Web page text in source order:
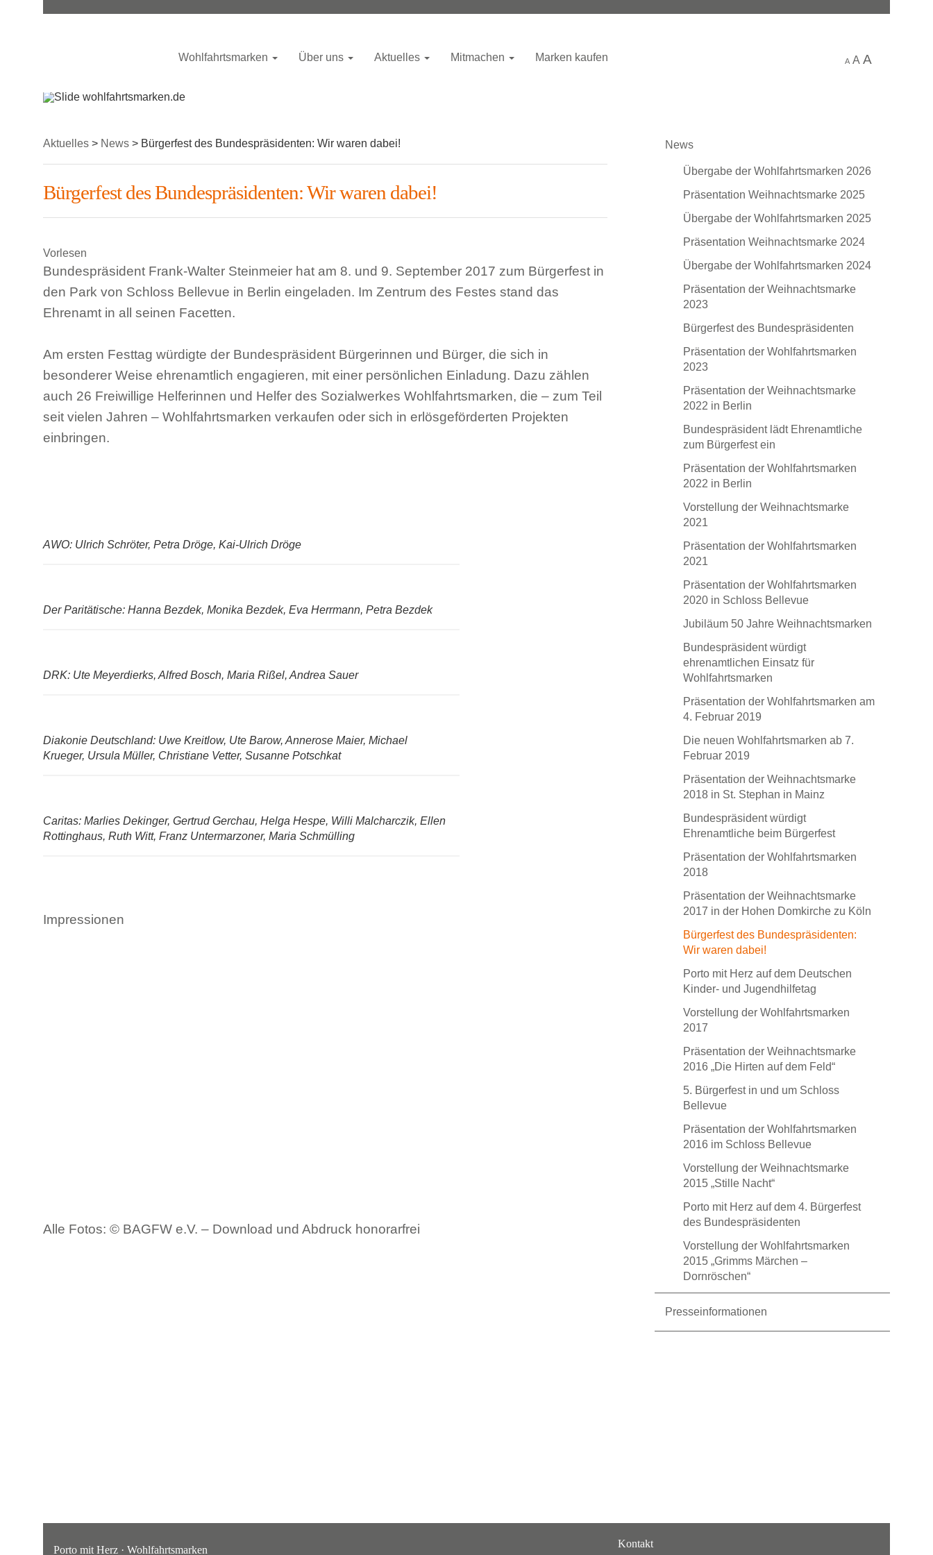
Wohlfahrtsmarken Über uns Aktuelles Mitmachen Marken kaufen A A A
Aktuelles > News > Bürgerfest des Bundespräsidenten: Wir waren dabei!
Bürgerfest des Bundespräsidenten: Wir waren dabei!
Vorlesen
Bundespräsident Frank-Walter Steinmeier hat am 8. und 9. September 2017 zum Bürgerfest in
den Park von Schloss Bellevue in Berlin eingeladen. Im Zentrum des Festes stand das
Ehrenamt in all seinen Facetten.
Am ersten Festtag würdigte der Bundespräsident Bürgerinnen und Bürger, die sich in
besonderer Weise ehrenamtlich engagieren, mit einer persönlichen Einladung. Dazu zählen
auch 26 Freiwillige Helferinnen und Helfer des Sozialwerkes Wohlfahrtsmarken, die – zum Teil
seit vielen Jahren – Wohlfahrtsmarken verkaufen oder sich in erlösgeförderten Projekten
einbringen.
AWO: Ulrich Schröter, Petra Dröge, Kai-Ulrich Dröge
Der Paritätische: Hanna Bezdek, Monika Bezdek, Eva Herrmann, Petra Bezdek
DRK: Ute Meyerdierks, Alfred Bosch, Maria Rißel, Andrea Sauer
Diakonie Deutschland: Uwe Kreitlow, Ute Barow, Annerose Maier, Michael
Krueger, Ursula Müller, Christiane Vetter, Susanne Potschkat
Caritas: Marlies Dekinger, Gertrud Gerchau, Helga Hespe, Willi Malcharczik, Ellen
Rottinghaus, Ruth Witt, Franz Untermarzoner, Maria Schmülling
Impressionen
Alle Fotos: © BAGFW e.V. – Download und Abdruck honorarfrei
News
Übergabe der Wohlfahrtsmarken 2026
Präsentation Weihnachtsmarke 2025
Übergabe der Wohlfahrtsmarken 2025
Präsentation Weihnachtsmarke 2024
Übergabe der Wohlfahrtsmarken 2024
Präsentation der Weihnachtsmarke
2023
Bürgerfest des Bundespräsidenten
Präsentation der Wohlfahrtsmarken
2023
Präsentation der Weihnachtsmarke
2022 in Berlin
Bundespräsident lädt Ehrenamtliche
zum Bürgerfest ein
Präsentation der Wohlfahrtsmarken
2022 in Berlin
Vorstellung der Weihnachtsmarke
2021
Präsentation der Wohlfahrtsmarken
2021
Präsentation der Wohlfahrtsmarken
2020 in Schloss Bellevue
Jubiläum 50 Jahre Weihnachtsmarken
Bundespräsident würdigt
ehrenamtlichen Einsatz für
Wohlfahrtsmarken
Präsentation der Wohlfahrtsmarken am
4. Februar 2019
Die neuen Wohlfahrtsmarken ab 7.
Februar 2019
Präsentation der Weihnachtsmarke
2018 in St. Stephan in Mainz
Bundespräsident würdigt
Ehrenamtliche beim Bürgerfest
Präsentation der Wohlfahrtsmarken
2018
Präsentation der Weihnachtsmarke
2017 in der Hohen Domkirche zu Köln
Bürgerfest des Bundespräsidenten:
Wir waren dabei!
Porto mit Herz auf dem Deutschen
Kinder- und Jugendhilfetag
Vorstellung der Wohlfahrtsmarken
2017
Präsentation der Weihnachtsmarke
2016 „Die Hirten auf dem Feld“
5. Bürgerfest in und um Schloss
Bellevue
Präsentation der Wohlfahrtsmarken
2016 im Schloss Bellevue
Vorstellung der Weihnachtsmarke
2015 „Stille Nacht“
Porto mit Herz auf dem 4. Bürgerfest
des Bundespräsidenten
Vorstellung der Wohlfahrtsmarken
2015 „Grimms Märchen –
Dornröschen“
Presseinformationen
Porto mit Herz · Wohlfahrtsmarken
Kontakt